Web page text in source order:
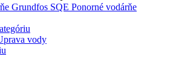
Ponorné vodárňe
vody